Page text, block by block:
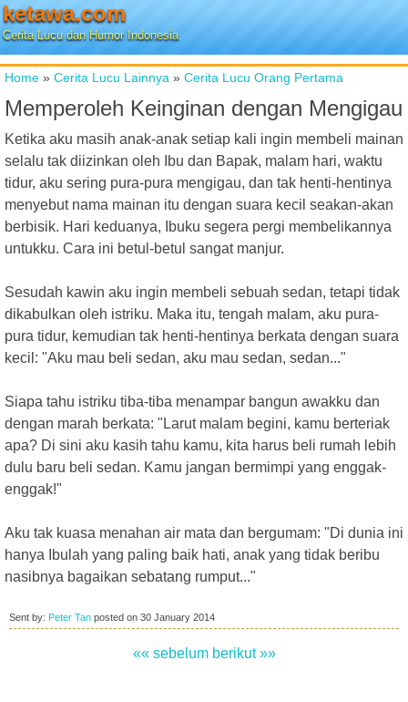
ketawa.com
Cerita Lucu dan Humor Indonesia
Home » Cerita Lucu Lainnya » Cerita Lucu Orang Pertama
Memperoleh Keinginan dengan Mengigau
Ketika aku masih anak-anak setiap kali ingin membeli mainan
selalu tak diizinkan oleh Ibu dan Bapak, malam hari, waktu
tidur, aku sering pura-pura mengigau, dan tak henti-hentinya
menyebut nama mainan itu dengan suara kecil seakan-akan
berbisik. Hari keduanya, Ibuku segera pergi membelikannya
untukku. Cara ini betul-betul sangat manjur.
Sesudah kawin aku ingin membeli sebuah sedan, tetapi tidak
dikabulkan oleh istriku. Maka itu, tengah malam, aku pura-
pura tidur, kemudian tak henti-hentinya berkata dengan suara
kecil: "Aku mau beli sedan, aku mau sedan, sedan..."
Siapa tahu istriku tiba-tiba menampar bangun awakku dan
dengan marah berkata: "Larut malam begini, kamu berteriak
apa? Di sini aku kasih tahu kamu, kita harus beli rumah lebih
dulu baru beli sedan. Kamu jangan bermimpi yang enggak-
enggak!"
Aku tak kuasa menahan air mata dan bergumam: "Di dunia ini
hanya Ibulah yang paling baik hati, anak yang tidak beribu
nasibnya bagaikan sebatang rumput..."
Sent by: Peter Tan posted on 30 January 2014
«« sebelum berikut »»